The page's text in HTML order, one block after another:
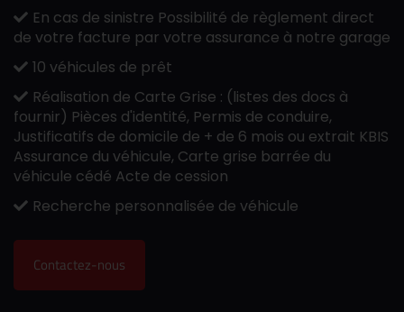
En cas de sinistre Possibilité de règlement direct
de votre facture par votre assurance à notre garage
10 véhicules de prêt
Réalisation de Carte Grise : (listes des docs à
fournir) Pièces d'identité, Permis de conduire,
Justificatifs de domicile de + de 6 mois ou extrait KBIS
Assurance du véhicule, Carte grise barrée du
véhicule cédé Acte de cession
Recherche personnalisée de véhicule
Contactez-nous